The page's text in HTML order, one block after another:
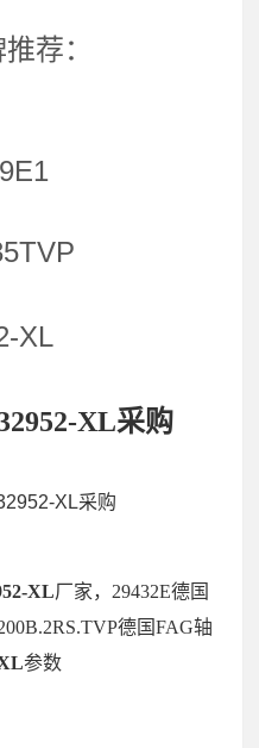
荐：
XL
XL采购
XL采购
XL厂家，29432E德国
德国FAG轴
参数